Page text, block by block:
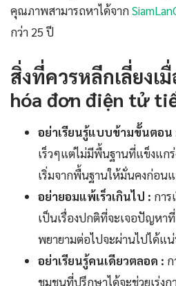
คุณภาพสามารถหาได้จาก
กว่า 25 ปี
สิ่งที่ควรหลีกเลี่ยงเ
hóa đơn điện tử
อย่าเรียนรู้แบบข้ามขั้นตอน
เร็วๆแต่ไม่มีพื้นฐานที่แข็งแก
เริ่มจากพื้นฐานให้มั่นคงก่อน
อย่ายอมแพ้เร็วเกินไป : กา
เป็นเรื่องปกติที่จะเจอปัญหา
พยายามต่อไปจะผ่านไปได้แ
อย่าเรียนรู้คนเดียวตลอด :
ชุมชนที่ปรึกษาได้จะช่วยเร่งก